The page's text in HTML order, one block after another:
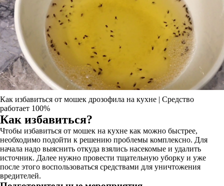
Как избавиться от мошек дрозофила на кухне | Средство
работает 100%
Как избавиться?
Чтобы избавиться от мошек на кухне как можно быстрее,
необходимо подойти к решению проблемы комплексно. Для
начала надо выяснить откуда взялись насекомые и удалить
источник. Далее нужно провести тщательную уборку и уже
после этого воспользоваться средствами для уничтожения
вредителей.